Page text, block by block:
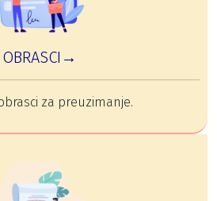
OBRASCI→
za preuzimanje.